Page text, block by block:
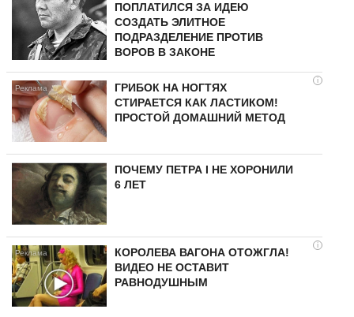
ПОПЛАТИЛСЯ ЗА ИДЕЮ
СОЗДАТЬ ЭЛИТНОЕ
ПОДРАЗДЕЛЕНИЕ ПРОТИВ
ВОРОВ В ЗАКОНЕ
i
ГРИБОК НА НОГТЯХ
СТИРАЕТСЯ КАК ЛАСТИКОМ!
ПРОСТОЙ ДОМАШНИЙ МЕТОД
ПОЧЕМУ ПЕТРА I НЕ ХОРОНИЛИ
6 ЛЕТ
i
КОРОЛЕВА ВАГОНА ОТОЖГЛА!
ВИДЕО НЕ ОСТАВИТ
РАВНОДУШНЫМ